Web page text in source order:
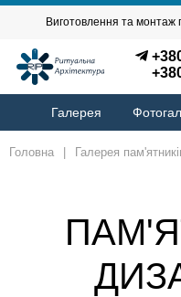
Виготовлення та монтаж
Галерея
Головна Галерея